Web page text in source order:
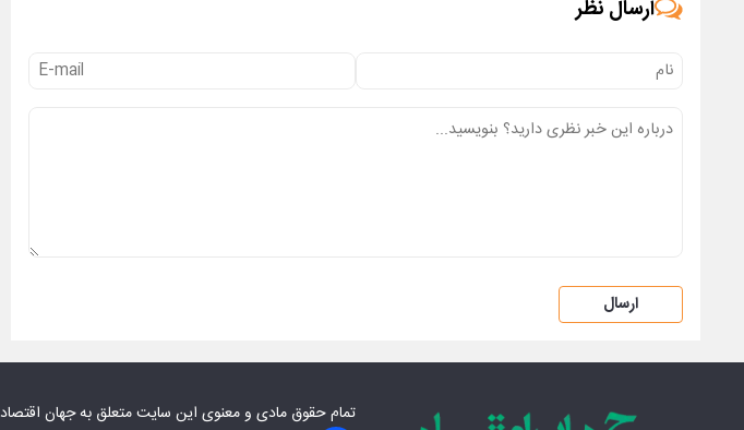
ارسال نظر
ارسال
تمام حقوق مادی‌ و معنوی این سایت متعلق بهجهان اقتصاد